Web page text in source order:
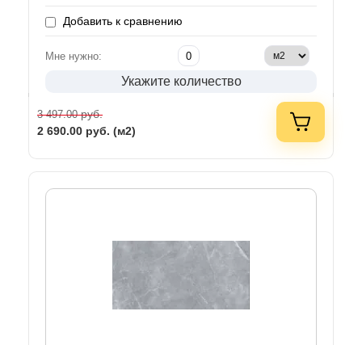
Добавить к сравнению
Мне нужно:
Укажите количество
3 497.00руб.
2 690.00 руб. (м2)